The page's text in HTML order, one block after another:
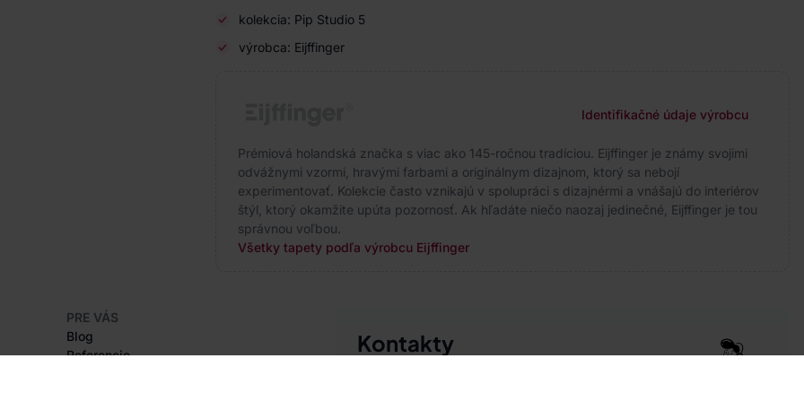
kolekcia: Pip Studio 5
výrobca: Eijffinger
Identifikačné údaje výrobcu
Prémiová holandská značka s viac ako 145-ročnou tradíciou. Eijffinger je známy svojimi
odvážnymi vzormi, hravými farbami a originálnym dizajnom, ktorý sa nebojí
experimentovať. Kolekcie často vznikajú v spolupráci s dizajnérmi a vnášajú do interiérov
štýl, ktorý okamžite upúta pozornosť. Ak hľadáte niečo naozaj jedinečné, Eijffinger je tou
správnou voľbou.
Všetky tapety podľa výrobcu Eijffinger
PRE VÁS
Blog
Referencie
Kontakty